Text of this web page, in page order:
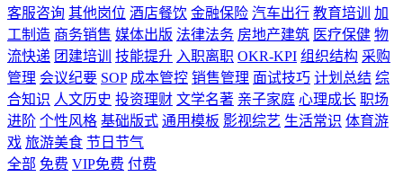
客服咨询 其他岗位 酒店餐饮 金融保险 汽车出行 教育培训
加
工制造 商务销售 媒体出版 法律法务 房地产建筑 医疗保健 物
流快递 团建培训 技能提升 入职离职 OKR-KPI 组织结构 采购
管理 会议纪要 SOP 成本管控 销售管理 面试技巧 计划总结 综
合知识 人文历史 投资理财 文学名著 亲子家庭 心理成长 职场
进阶 个性风格 基础版式 通用模板 影视综艺 生活常识 体育游
戏 旅游美食 节日节气
全部 免费 VIP免费 付费